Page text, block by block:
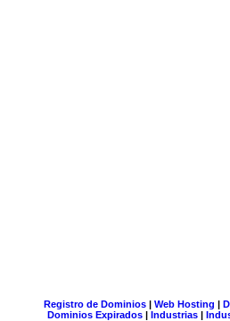
Registro de Dominios| Web Hosting |
Dominios Expirados | Industrias |